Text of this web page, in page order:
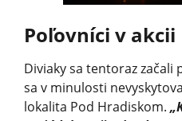
Poľovníci v akcii
Diviaky sa tentoraz začali
sa v minulosti
lokalita Pod Hradiskom.